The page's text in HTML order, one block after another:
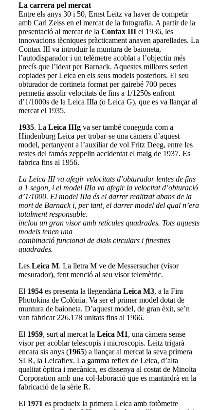
La carrera pel mercat
Entre els anys 30 i 50, Ernst Leitz va haver de competir
amb Carl Zeiss en el mercat de la fotografia. A partir de la
presentació al mercat de la Contax IIIel 1936, les
innovacions tècniques pràcticament anaven aparellades. La
Contax III va introduir la muntura de baioneta,
l’autodisparador i un telèmetre acoblat a l’objectiu més
precís que l’ideat per Barnack. Aquestes millores serien
copiades per Leica en els seus models posteriors. El seu
obturador de cortineta format per gairebé 700 peces
permetia assolir velocitats de fins a 1/1250s enfront
d’1/1000s de la Leica IIIa (o Leica G), que es va llançar al
mercat el 1935.
1935. La Leica IIIgva ser també coneguda com a
Hindenburg Leica per trobar-se una càmera d’aquest
model, pertanyent a l’auxiliar de vol Fritz Deeg, entre les
restes del famós zeppelin accidentat el maig de 1937. Es
fabrica fins al 1956.
La Leica III va afegir velocitats d’obturador lentes de fins
a 1 segon, i el model IIIa va afegir la velocitat d’obturació
d’1/1000. El model IIIa és el darrer realitzat abans de la
mort de Barnack i, per tant, el darrer model del qual n’era
totalment responsable.
inclou un gran visor amb retícules quadrades. Tots aquests
models tenen una
combinació funcional de dials circulars i finestres
quadrades.
Les Leica M. La lletra M ve de Messersucher (visor
mesurador), fent menció al seu visor telemètric.
El 1954es presenta la llegendària Leica M3, a la Fira
Photokina de Colònia. Va ser el primer model dotat de
muntura de baioneta. D’aquest model, de gran èxit, se’n
van fabricar 226.178 unitats fins al 1966.
El 1959, surt al mercat la Leica M1, una càmera sense
visor per acoblar telescopis i microscopis. Leitz trigarà
encara sis anys (1965) a llançar al mercat la seva primera
SLR, la Leicaflex. La gamma reflex de Leica, d’alta
qualitat òptica i mecànica, es dissenya al costat de Minolta
Corporation amb una col·laboració que es mantindrà en la
fabricació de la sèrie R.
El 1971 es produeix la primera Leica amb fotòmetre